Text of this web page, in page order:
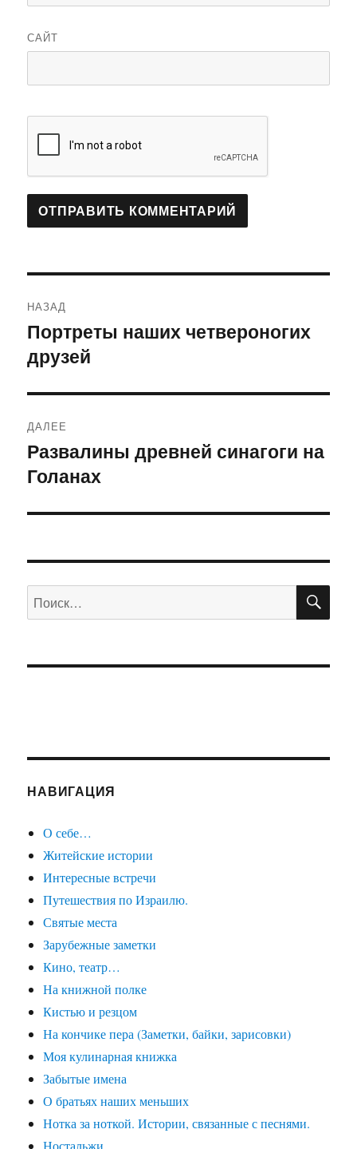
САЙТ
по
записям
НАЗАД
Предыдущая
запись:
Портреты наших четвероногих
друзей
ДАЛЕЕ
Следующая
запись:
Развалины древней синагоги на
Голанах
Искать:
НАВИГАЦИЯ
О себе…
Житейские истории
Интересные встречи
Путешествия по Израилю.
Святые места
Зарубежные заметки
Кино, театр…
На книжной полке
Кистью и резцом
На кончике пера (Заметки, байки, зарисовки)
Моя кулинарная книжка
Забытые имена
О братьях наших меньших
Нотка за ноткой. Истории, связанные с песнями.
Ностальжи